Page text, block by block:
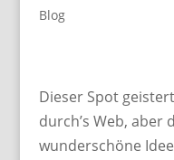
Blog
Dieser Spot
durch’s Web, aber
wunderschöne